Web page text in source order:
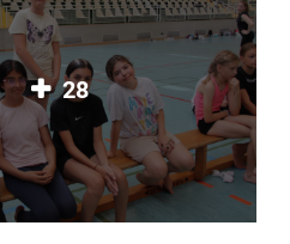
28